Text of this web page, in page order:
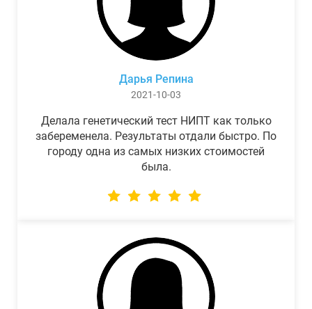
Дарья Репина
2021-10-03
Делала генетический тест НИПТ как только
забеременела. Результаты отдали быстро. По
городу одна из самых низких стоимостей
была.